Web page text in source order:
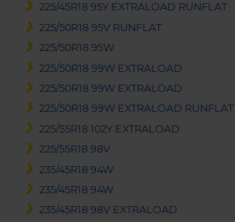
225/45R18 95Y EXTRALOAD RUNFLAT
225/50R18 95V RUNFLAT
225/50R18 95W
225/50R18 99W EXTRALOAD
225/50R18 99W EXTRALOAD
225/50R18 99W EXTRALOAD RUNFLAT
225/55R18 102Y EXTRALOAD
225/55R18 98V
235/45R18 94W
235/45R18 94W
235/45R18 98V EXTRALOAD